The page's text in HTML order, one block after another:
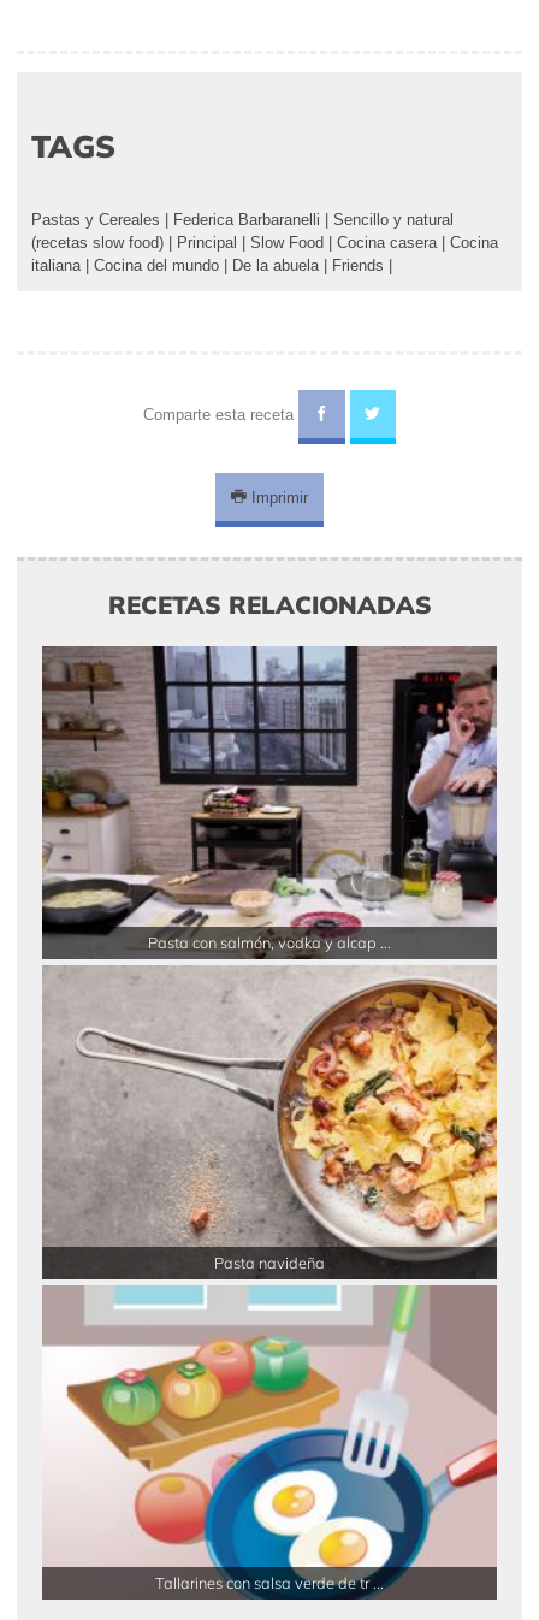
TAGS
Pastas y Cereales | Federica Barbaranelli | Sencillo y natural
(recetas slow food) | Principal | Slow Food | Cocina casera | Cocina
italiana | Cocina del mundo | De la abuela | Friends |
Comparte esta receta
Imprimir
RECETAS RELACIONADAS
Pasta con salmón, vodka y alcap ...
Pasta navideña
Tallarines con salsa verde de tr ...